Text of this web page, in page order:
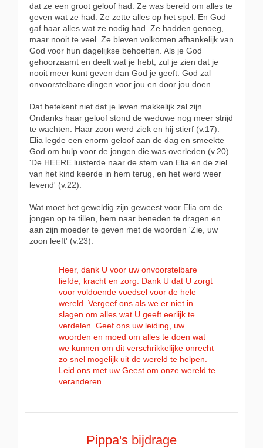
dat ze een groot geloof had. Ze was bereid om alles te
geven wat ze had. Ze zette alles op het spel. En God
gaf haar alles wat ze nodig had. Ze hadden genoeg,
maar nooit te veel. Ze bleven volkomen afhankelijk van
God voor hun dagelijkse behoeften. Als je God
gehoorzaamt en deelt wat je hebt, zul je zien dat je
nooit meer kunt geven dan God je geeft. God zal
onvoorstelbare dingen voor jou en door jou doen.
Dat betekent niet dat je leven makkelijk zal zijn.
Ondanks haar geloof stond de weduwe nog meer strijd
te wachten. Haar zoon werd ziek en hij stierf (v.17).
Elia legde een enorm geloof aan de dag en smeekte
God om hulp voor de jongen die was overleden (v.20).
'De HEERE luisterde naar de stem van Elia en de ziel
van het kind keerde in hem terug, en het werd weer
levend' (v.22).
Wat moet het geweldig zijn geweest voor Elia om de
jongen op te tillen, hem naar beneden te dragen en
aan zijn moeder te geven met de woorden 'Zie, uw
zoon leeft' (v.23).
Heer, dank U voor uw onvoorstelbare
liefde, kracht en zorg. Dank U dat U zorgt
voor voldoende voedsel voor de hele
wereld. Vergeef ons als we er niet in
slagen om alles wat U geeft eerlijk te
verdelen. Geef ons uw leiding, uw
woorden en moed om alles te doen wat
we kunnen om dit verschrikkelijke onrecht
zo snel mogelijk uit de wereld te helpen.
Leid ons met uw Geest om onze wereld te
veranderen.
Pippa's bijdrage